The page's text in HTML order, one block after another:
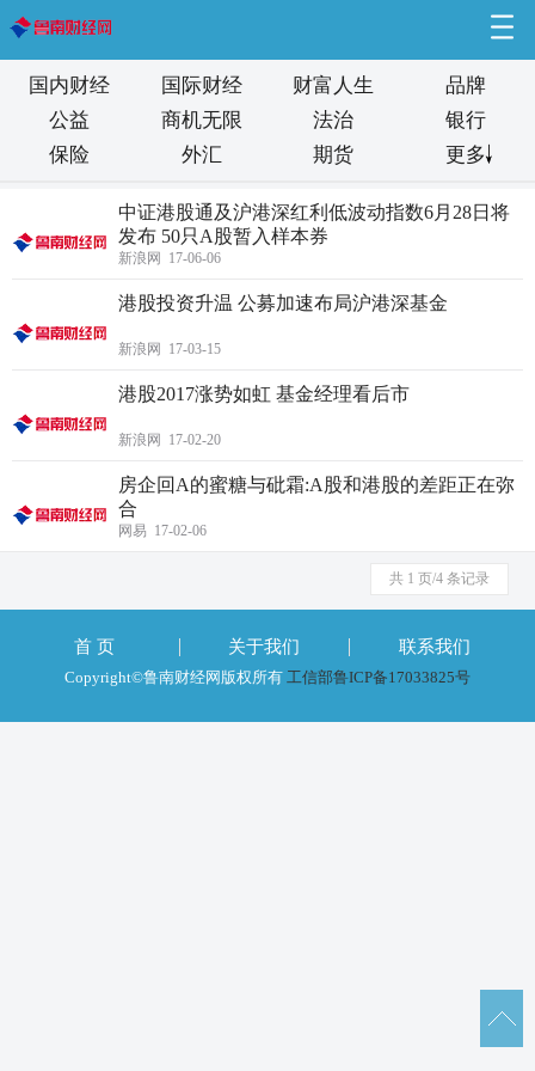
国内财经 国际财经 财富人生
品牌
公益
商机无限 法治
银行
保险
外汇 期货 更多
中证港股通及沪港深红利低波动指数6月28日将
发布 50只A股暂入样本券
新浪网 17-06-06
港股投资升温 公募加速布局沪港深基金
新浪网 17-03-15
港股2017涨势如虹 基金经理看后市
新浪网 17-02-20
房企回A的蜜糖与砒霜:A股和港股的差距正在弥
合
网易 17-02-06
共 1 页/4 条记录
首 页 关于我们 联系我们
Copyright©鲁南财经网版权所有 工信部鲁ICP备17033825号